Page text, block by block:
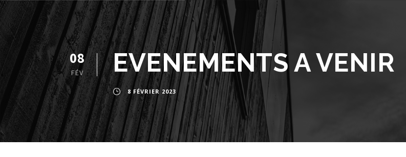
08
FÉV EVENEMENTS A VENIR
8 FÉVRIER 2023